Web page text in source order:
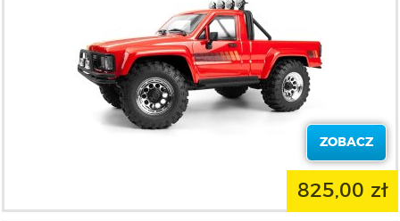
ZOBACZ
825,00 zł